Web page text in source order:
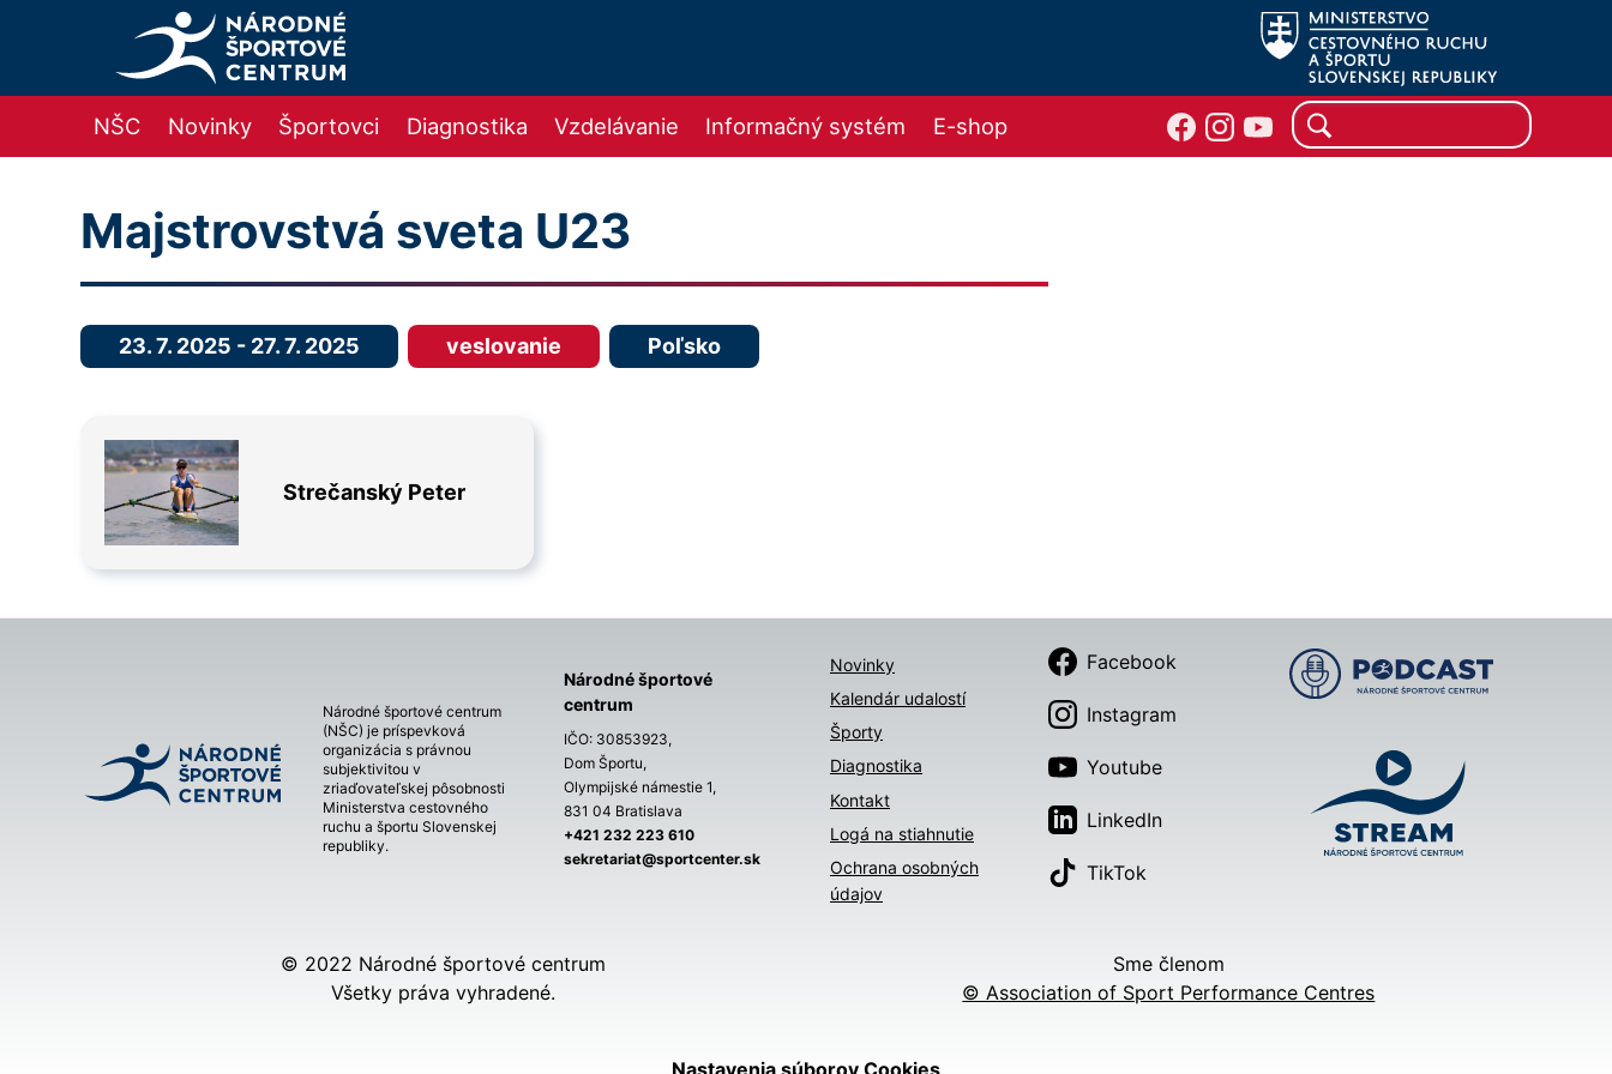
NŠC Novinky Športovci Diagnostika Vzdelávanie Informačný systém E-shop
Majstrovstvá sveta U23
23. 7. 2025 - 27. 7. 2025 veslovanie Poľsko
Strečanský Peter
Národné športové centrum
(NŠC) je príspevková
organizácia s právnou
subjektivitou v
zriaďovateľskej pôsobnosti
Ministerstva cestovného
ruchu a športu Slovenskej
republiky.
Národné športové
centrum
IČO: 30853923,
Dom Športu,
Olympijské námestie 1,
831 04 Bratislava
+421 232 223 610
sekretariat@sportcenter.sk
Novinky
Kalendár udalostí
Športy
Diagnostika
Kontakt
Logá na stiahnutie
Ochrana osobných
údajov
Facebook
Instagram
Youtube
LinkedIn
TikTok
© 2022 Národné športové centrum
Všetky práva vyhradené.
Sme členom
© Association of Sport Performance Centres